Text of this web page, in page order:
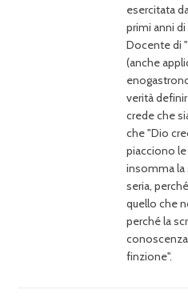
esercitata
primi anni
Docente di
(anche
verità
crede che
che "Dio
piacciono le
insomma la
seria,
quello che
perché la
finzione".